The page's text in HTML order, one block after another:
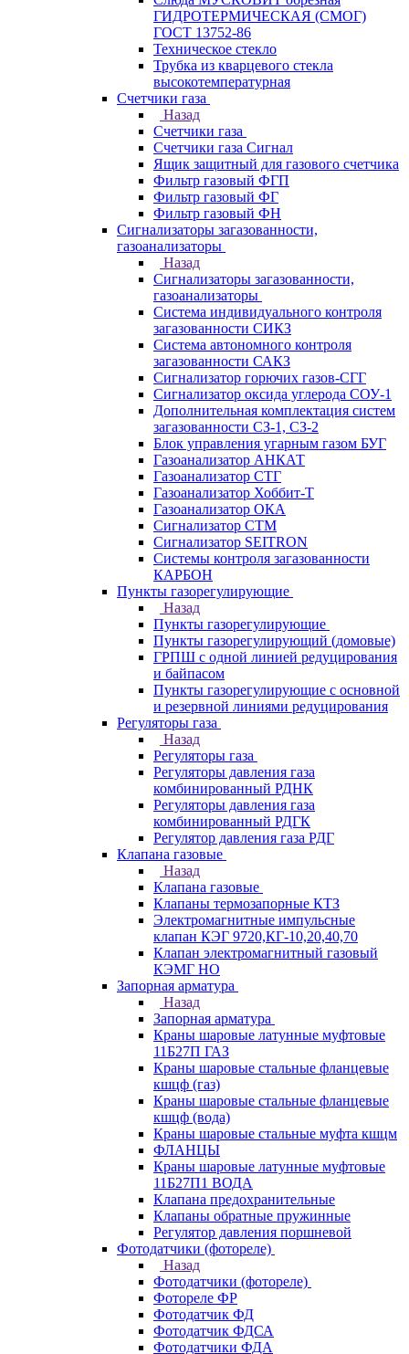
ГИДРОТЕРМИЧЕСКАЯ (СМОГ)
ГОСТ 13752-86
Техническое стекло
Трубка из кварцевого стекла
высокотемпературная
Счетчики газа
Назад
Счетчики газа
Счетчики газа Сигнал
Ящик защитный для газового счетчика
Фильтр газовый ФГП
Фильтр газовый ФГ
Фильтр газовый ФН
Сигнализаторы загазованности,
газоанализаторы
Назад
Сигнализаторы загазованности,
газоанализаторы
Система индивидуального контроля
загазованности СИКЗ
Система автономного контроля
загазованности САКЗ
Сигнализатор горючих газов-СГГ
Сигнализатор оксида углерода СОУ-1
Дополнительная комплектация систем
загазованности СЗ-1, СЗ-2
Блок управления угарным газом БУГ
Газоанализатор АНКАТ
Газоанализатор СТГ
Газоанализатор Хоббит-Т
Газоанализатор ОКА
Сигнализатор СТМ
Сигнализатор SEITRON
Системы контроля загазованности
КАРБОН
Пункты газорегулирующие
Назад
Пункты газорегулирующие
Пункты газорегулирующий (домовые)
ГРПШ с одной линией редуцирования
и байпасом
Пункты газорегулирующие с основной
и резервной линиями редуцирования
Регуляторы газа
Назад
Регуляторы газа
Регуляторы давления газа
комбинированный РДНК
Регуляторы давления газа
комбинированный РДГК
Регулятор давления газа РДГ
Клапана газовые
Назад
Клапана газовые
Клапаны термозапорные КТЗ
Электромагнитные импульсные
клапан КЭГ 9720,КГ-10,20,40,70
Клапан электромагнитный газовый
КЭМГ НО
Запорная арматура
Назад
Запорная арматура
Краны шаровые латунные муфтовые
11Б27П ГАЗ
Краны шаровые стальные фланцевые
кшцф (газ)
Краны шаровые стальные фланцевые
кшцф (вода)
Краны шаровые стальные муфта кшцм
ФЛАНЦЫ
Краны шаровые латунные муфтовые
11Б27П1 ВОДА
Клапана предохранительные
Клапаны обратные пружинные
Регулятор давления поршневой
Фотодатчики (фотореле)
Назад
Фотодатчики (фотореле)
Фотореле ФР
Фотодатчик ФД
Фотодатчик ФДСА
Фотодатчики ФДА